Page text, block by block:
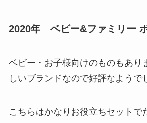
2020年 ベビー&ファミリー
ベビー・お子様向けのものもあり
しいブランドなので好評なようで
こちらはかなりお役立ちセットで